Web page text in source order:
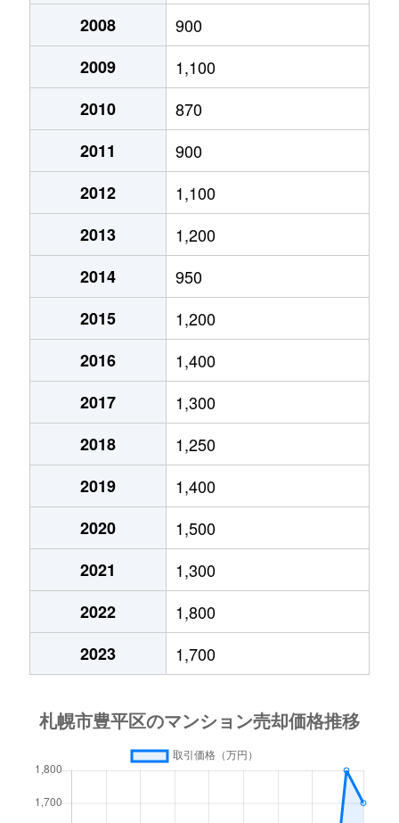
月寒中央通
3,000万円
月寒中央通
3,300万円
月寒西１条
2,900万円
月寒西１条
1,600万円
月寒西１条
1,400万円
月寒西１条
1,100万円
月寒西２条
2,000万円
月寒西３条
1,800万円
月寒西３条
1,500万円
月寒西３条
1,700万円
月寒西３条
1,800万円
月寒西４条
1,700万円
月寒西４条
880万円
月寒西４条
700万円
月寒西５条
810万円
月寒西５条
1,600万円
月寒東１条
2,300万円 月寒中央
徒歩
2,100万円 月寒中央
月寒東１条
徒歩
2008
900
2009
1,100
2010
870
2011
900
2012
1,100
2013
1,200
2014
950
2015
1,200
2016
1,400
2017
1,300
2018
1,250
2019
1,400
2020
1,500
2021
1,300
2022
1,800
2023
1,700